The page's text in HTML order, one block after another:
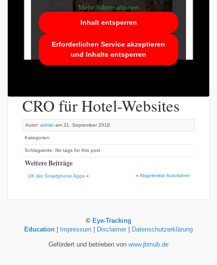
Mehr Informationen
Inhalt entsperren
Erforderlichen Service akzeptieren
und Inhalte entsperren
CRO für Hotel-Websites
Autor: admin am 21. September 2018
Kategorien:
Schlagworte: No tags for this post
Weitere Beiträge
UX der Smartphone Apps « » Abgelenkte Autofahrer
© Eye-Tracking
Education
Impressum Disclaimer Datenschutzerklärung
Gefördert und betrieben von www.jbmub.de